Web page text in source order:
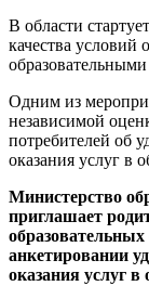
В области
качества условий
Одним из
независимой
потребителей об
оказания услуг в
Министерство
приглашает
анкетировании
оказания услуг в